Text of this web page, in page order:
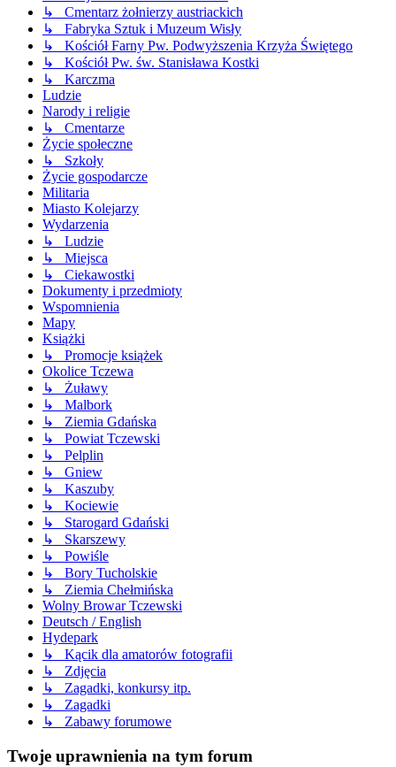
↳ Cmentarz żołnierzy austriackich
↳ Fabryka Sztuk i Muzeum Wisły
↳ Kościół Farny Pw. Podwyższenia Krzyża Świętego
↳ Kościół Pw. św. Stanisława Kostki
↳ Karczma
Ludzie
Narody i religie
↳ Cmentarze
Życie społeczne
↳ Szkoły
Życie gospodarcze
Militaria
Miasto Kolejarzy
Wydarzenia
↳ Ludzie
↳ Miejsca
↳ Ciekawostki
Dokumenty i przedmioty
Wspomnienia
Mapy
Książki
↳ Promocje książek
Okolice Tczewa
↳ Żuławy
↳ Malbork
↳ Ziemia Gdańska
↳ Powiat Tczewski
↳ Pelplin
↳ Gniew
↳ Kaszuby
↳ Kociewie
↳ Starogard Gdański
↳ Skarszewy
↳ Powiśle
↳ Bory Tucholskie
↳ Ziemia Chełmińska
Wolny Browar Tczewski
Deutsch / English
Hydepark
↳ Kącik dla amatorów fotografii
↳ Zdjęcia
↳ Zagadki, konkursy itp.
↳ Zagadki
↳ Zabawy forumowe
Twoje uprawnienia na tym forum